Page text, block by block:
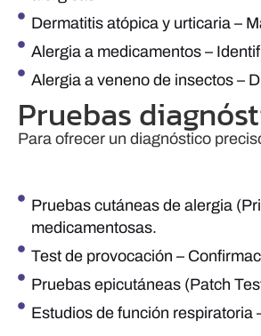
Dermatitis atópica y urticaria –
Alergia a medicamentos –
Alergia a veneno de insectos –
Pruebas
Para ofrecer un diagnóstico
Pruebas cutáneas de alergia
medicamentosas.
Test de provocación –
Pruebas epicutáneas (Patch
Estudios de función respiratoria